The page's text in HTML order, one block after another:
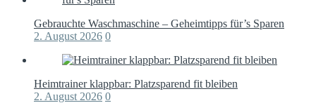
Gebrauchte Waschmaschine – Geheimtipps für’s Sparen
2. August 2026 0
Heimtrainer klappbar: Platzsparend fit bleiben
2. August 2026 0